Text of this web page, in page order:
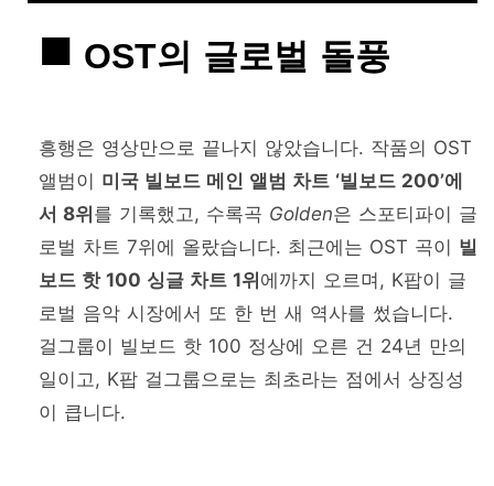
OST의 글로벌 돌풍
흥행은 영상만으로 끝나지 않았습니다. 작품의 OST
앨범이 미국 빌보드 메인 앨범 차트 ‘빌보드 200’에
서 8위를 기록했고, 수록곡 Golden은 스포티파이 글
로벌 차트 7위에 올랐습니다. 최근에는 OST 곡이 빌
보드 핫 100 싱글 차트 1위에까지 오르며, K팝이 글
로벌 음악 시장에서 또 한 번 새 역사를 썼습니다.
걸그룹이 빌보드 핫 100 정상에 오른 건 24년 만의
일이고, K팝 걸그룹으로는 최초라는 점에서 상징성
이 큽니다.